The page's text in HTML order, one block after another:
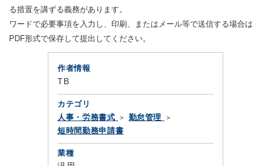
る措置を講ずる義務があります。
ワードで必要事項を入力し、印刷、またはメール等で送信する場合は
PDF形式で保存して提出してください。
作者情報
TB
カテゴリ
人事・労務書式
勤怠管理
短時間勤務申請書
業種